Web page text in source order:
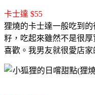
卡士達 $55
狸燒的卡士達一般吃到的
籽，吃起來雖然不是很
喜歡。 我男友就很愛店